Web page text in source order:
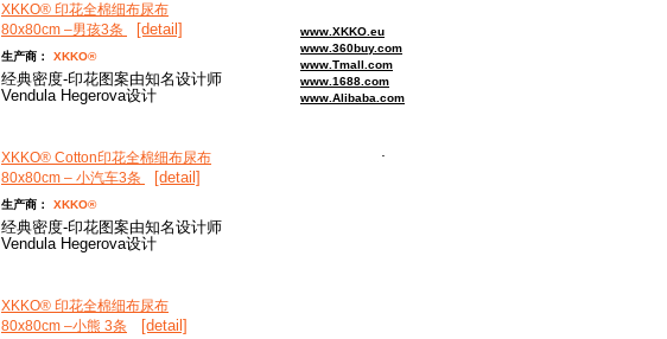
www.XKKO.eu
www.360buy.com
www.Tmall.com
www.1688.com
www.Alibaba.com
XKKO® 印花全棉细布尿布
80x80cm –男孩3条
[detail]
生产商： XKKO®
经典密度-印花图案由知名设计师
Vendula Hegerova设计
XKKO® Cotton印花全棉细布尿布
80x80cm – 小汽车3条
[detail]
生产商： XKKO®
经典密度-印花图案由知名设计师
Vendula Hegerova设计
XKKO® 印花全棉细布尿布
80x80cm –小熊 3条
[detail]